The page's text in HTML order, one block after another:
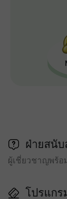
ฝ่ายสนั
ผู้เชี่ยวชาญพร้อ
โปรแก